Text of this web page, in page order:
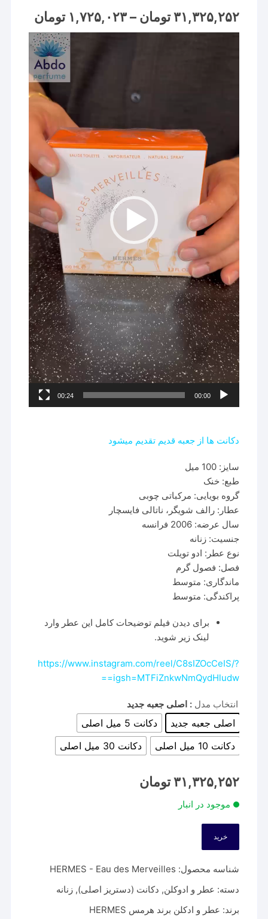
۳۱,۳۲۵,۲۵۲ تومان – ۱,۷۲۵,۰۲۳ تومان
through
۳۱,۳۲۵,۲۵۲
00:00
00:24
دکانت ها از جعبه قدیم تقدیم میشود
سایز: 100 میل
طبع: خنک
گروه بویایی: مرکباتی چوبی
عطار: رالف شویگر، ناتالی فایسچار
سال عرضه: 2006 فرانسه
جنسیت: زنانه
نوع عطر: ادو تویلت
فصل: فصول گرم
ماندگاری: متوسط
پراکندگی: متوسط
برای دیدن فیلم توضیحات کامل این عطر وارد
لینک زیر شوید.
https://www.instagram.com/reel/C8sIZOcCeIS/?
igsh=MTFiZnkwNmQydHludw==
انتخاب مدل : اصلی جعبه جدید
اصلی جعبه جدید
دکانت 5 میل اصلی
دکانت 10 میل اصلی
دکانت 30 میل اصلی
۳۱,۳۲۵,۲۵۲ تومان
موجود در انبار
خرید
شناسه محصول: HERMES - Eau des Merveilles
دسته: عطر و ادوکلن, دکانت (دستریز اصلی),زنانه
برند: عطر و ادکلن برند هرمس HERMES